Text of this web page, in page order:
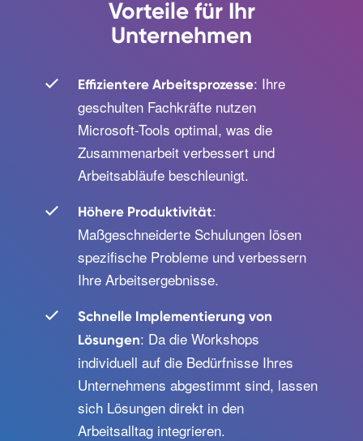
Vorteile für Ihr
Unternehmen
Effizientere Arbeitsprozesse: Ihre
geschulten Fachkräfte nutzen
Microsoft-Tools optimal, was die
Zusammenarbeit verbessert und
Arbeitsabläufe beschleunigt.
Höhere Produktivität:
Maßgeschneiderte Schulungen lösen
spezifische Probleme und verbessern
Ihre Arbeitsergebnisse.
Schnelle Implementierung von
Lösungen: Da die Workshops
individuell auf die Bedürfnisse Ihres
Unternehmens abgestimmt sind, lassen
sich Lösungen direkt in den
Arbeitsalltag integrieren.